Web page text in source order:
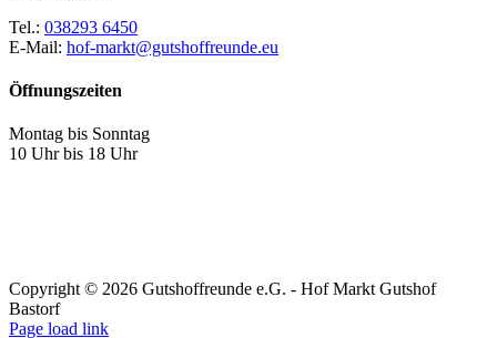
Tel.: 038293 6450
E-Mail: hof-markt@gutshoffreunde.eu
Öffnungszeiten
Montag bis Sonntag
10 Uhr bis 18 Uhr
Copyright © 2026 Gutshoffreunde e.G. - Hof Markt Gutshof
Bastorf
Page load link